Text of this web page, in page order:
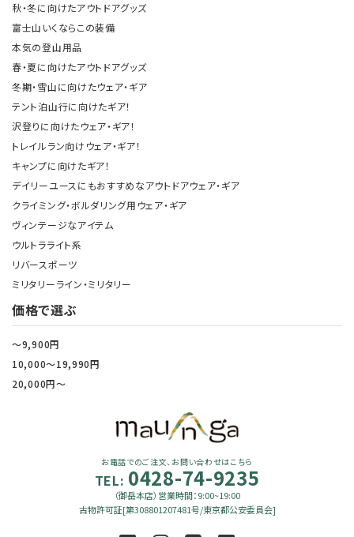
秋・冬に向けたアウトドアグッズ
富士山いくならこの装備
本気の登山用品
春・夏に向けたアウトドアグッズ
冬期・雪山に向けたウェア・ギア
テント泊山行に向けたギア！
沢登りに向けたウェア・ギア！
トレイルラン向けウェア・ギア！
キャンプに向けたギア！
デイリーユースにもおすすめなアウトドアウェア・ギア
クライミング・ボルダリング用ウェア・ギア
ヴィンテージなアイテム
ウルトラライト系
リバースポーツ
ミリタリーライン・ミリタリー
価格で選ぶ
～9,900円
10,000～19,990円
20,000円～
お電話でのご注文、お問い合わせはこちら
TEL: 0428-74-9235
（御岳本店）営業時間：9:00~19:00
古物許可証[第308801207481号/東京都公安委員会]